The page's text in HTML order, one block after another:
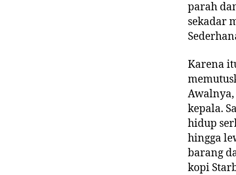
parah
sekadar
Karena
kepala.
hidup
hingga
barang
kopi